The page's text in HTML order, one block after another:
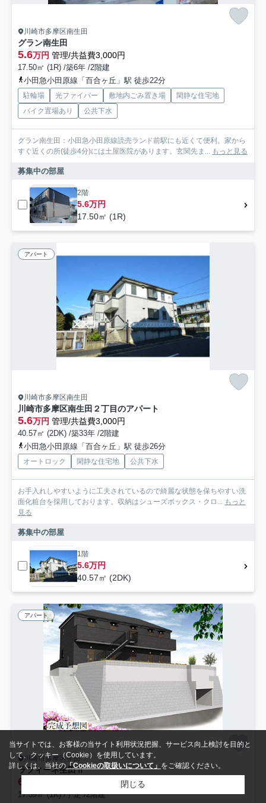
川崎市多摩区南生田
グラン南生田
5.6万円 管理/共益費3,000円
17.50㎡ (1R) /築6年 /2階建
小田急小田原線「百合ヶ丘」駅 徒歩22分
駐輪場 光ファイバー 敷地内ごみ置き場
閑静な住宅地
バイク置場あり
公共下水
グラン南生田：小田急小田原線読売ランド前駅にも近くて便利。家から
すぐ近くの所(徒歩4分)には土屋医院があります。玄関先ま...
もっと見る
募集中の部屋
2階
5.6万円
17.50㎡ (1R)
アパート
川崎市多摩区南生田
川崎市多摩区南生田２丁目のアパート
5.6万円 管理/共益費3,000円
40.57㎡ (2DK) /築33年 /2階建
小田急小田原線「百合ヶ丘」駅 徒歩26分
オートロック 閑静な住宅地 公共下水
お手入れしやすいように工夫されているので綺麗な状態を保ちやすい洗
面化粧台を採用しております。収納はシューズボックス・クロ...
もっと
見る
募集中の部屋
1階
5.6万円
40.57㎡ (2DK)
アパート
川崎市多摩区生田
ラフィーネ生田Ⅱ
6.6 管理/共益費3,000円
17.39㎡ (1K) /予定 /2階建
当サイトでは、お客様の当サイト利用状況把握、サービス向上検討を目的と
して、クッキー（Cookie）を使用しています。
詳しくは、当社の「Cookieの取扱いについて」 をご確認ください。
閉じる